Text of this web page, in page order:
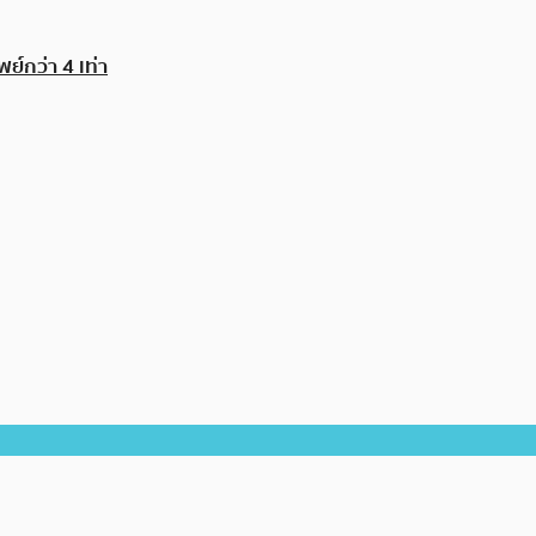
กว่า 4 เท่า